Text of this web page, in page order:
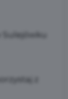
Sulejówku
z